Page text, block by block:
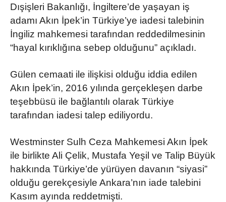
Dışişleri Bakanlığı, İngiltere’de yaşayan iş
adamı Akın İpek’in Türkiye’ye iadesi talebinin
İngiliz mahkemesi tarafından reddedilmesinin
“hayal kırıklığına sebep olduğunu” açıkladı.
Gülen cemaati ile ilişkisi olduğu iddia edilen
Akın İpek’in, 2016 yılında gerçekleşen darbe
teşebbüsü ile bağlantılı olarak Türkiye
tarafından iadesi talep ediliyordu.
Westminster Sulh Ceza Mahkemesi Akın İpek
ile birlikte Ali Çelik, Mustafa Yeşil ve Talip Büyük
hakkında Türkiye’de yürüyen davanın “siyasi”
olduğu gerekçesiyle Ankara’nın iade talebini
Kasım ayında reddetmişti.